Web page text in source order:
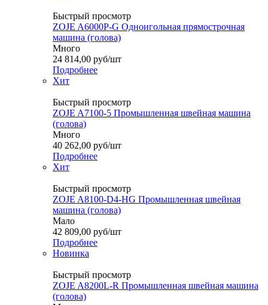
Быстрый просмотр
ZOJE A6000P-G Одноигольная прямострочная
машина (голова)
Много
24 814,00 руб/шт
Подробнее
Хит
Быстрый просмотр
ZOJE A7100-5 Промышленная швейная машина
(голова)
Много
40 262,00 руб/шт
Подробнее
Хит
Быстрый просмотр
ZOJE A8100-D4-HG Промышленная швейная
машина (голова)
Мало
42 809,00 руб/шт
Подробнее
Новинка
Быстрый просмотр
ZOJE A8200L-R Промышленная швейная машина
(голова)